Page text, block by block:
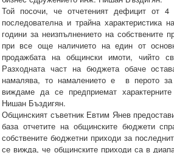
Той посочи, че отчетеният дефицит
последователна и трайна характеристика
години за неизпълнението на собствените
при все още наличието на един от
продажбата на общински имоти, чийто
Разходната част на бюджета обаче
намалява, то намалението е в перото за
виждаме да се предприемат
Нишан Бъздигян.
Общинският съветник Евтим Янев
база отчетите на общинските бюджети
собствените бюджетни приходи за
се вижда, че общинските приходи са в